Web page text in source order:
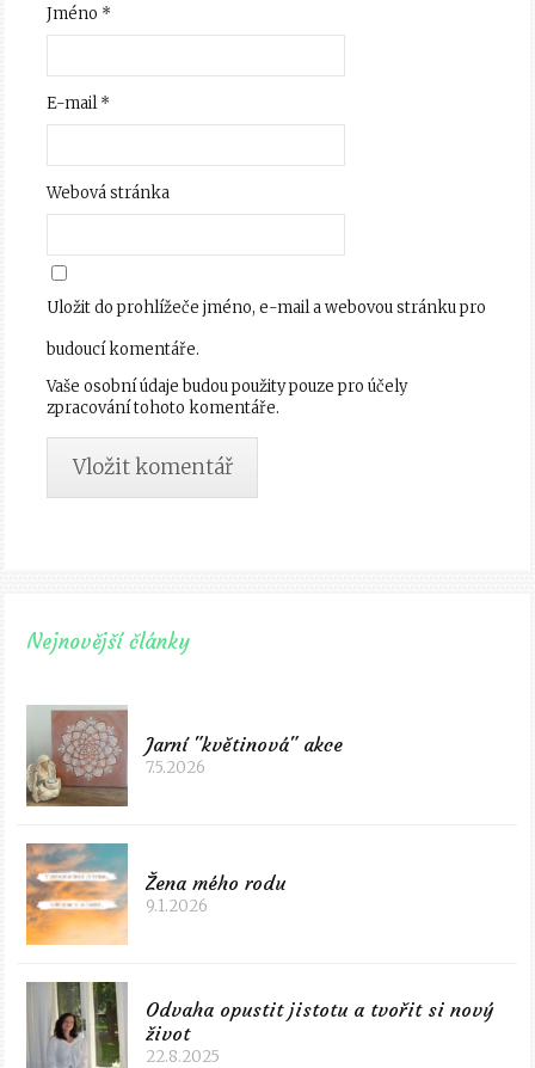
Jméno *
E-mail*
Webová stránka
Uložit do prohlížeče jméno, e-mail a webovou stránku pro
budoucí komentáře.
Vaše osobní údaje budou použity pouze pro účely
zpracování tohoto komentáře.
Nejnovější články
Jarní "květinová" akce
7.5.2026
Žena mého rodu
9.1.2026
Odvaha opustit jistotu a tvořit si nový
život
22.8.2025